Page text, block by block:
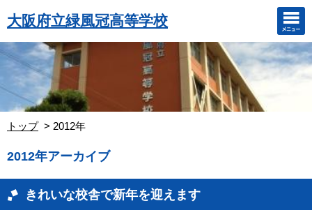
大阪府立緑風冠高等学校
トップ 2012年
2012年アーカイブ
きれいな校舎で新年を迎えます